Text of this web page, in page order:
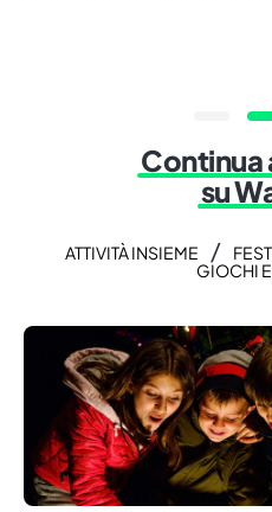
Continua
su
ATTIVITÀ INSIEME /
GIOCHI